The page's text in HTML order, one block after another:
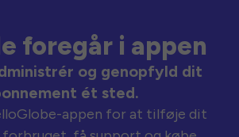
foregår i appen
og genopfyld dit
ét sted.
appen for at tilføje dit